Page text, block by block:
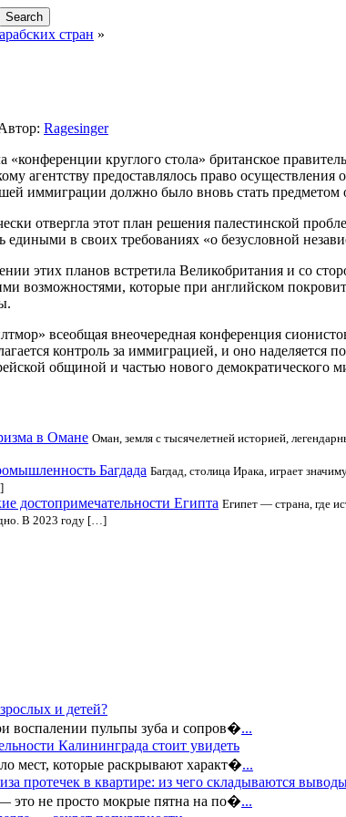
стран »
Ragesinger
«конференции круглого стола» британское
агентству предоставлялось право
иммиграции должно было вновь стать предметом
отвергла этот план решения палестинской
едиными в своих требованиях «о безусловной
этих планов встретила Великобритания и со
возможностями, которые при английском
всеобщая внеочередная конференция
контроль за иммиграцией, и оно
общиной и частью нового демократического
в Омане Оман, земля с тысячелетней историей,
Багдада Багдад, столица Ирака, играет
достопримечательности Египта Египет — страна, где
В 2023 году […]
и детей?
воспалении пульпы зуба и сопров�...
Калининграда стоит увидеть
мест, которые раскрывают характ�...
протечек в квартире: из чего складываются
это не просто мокрые пятна на по�...